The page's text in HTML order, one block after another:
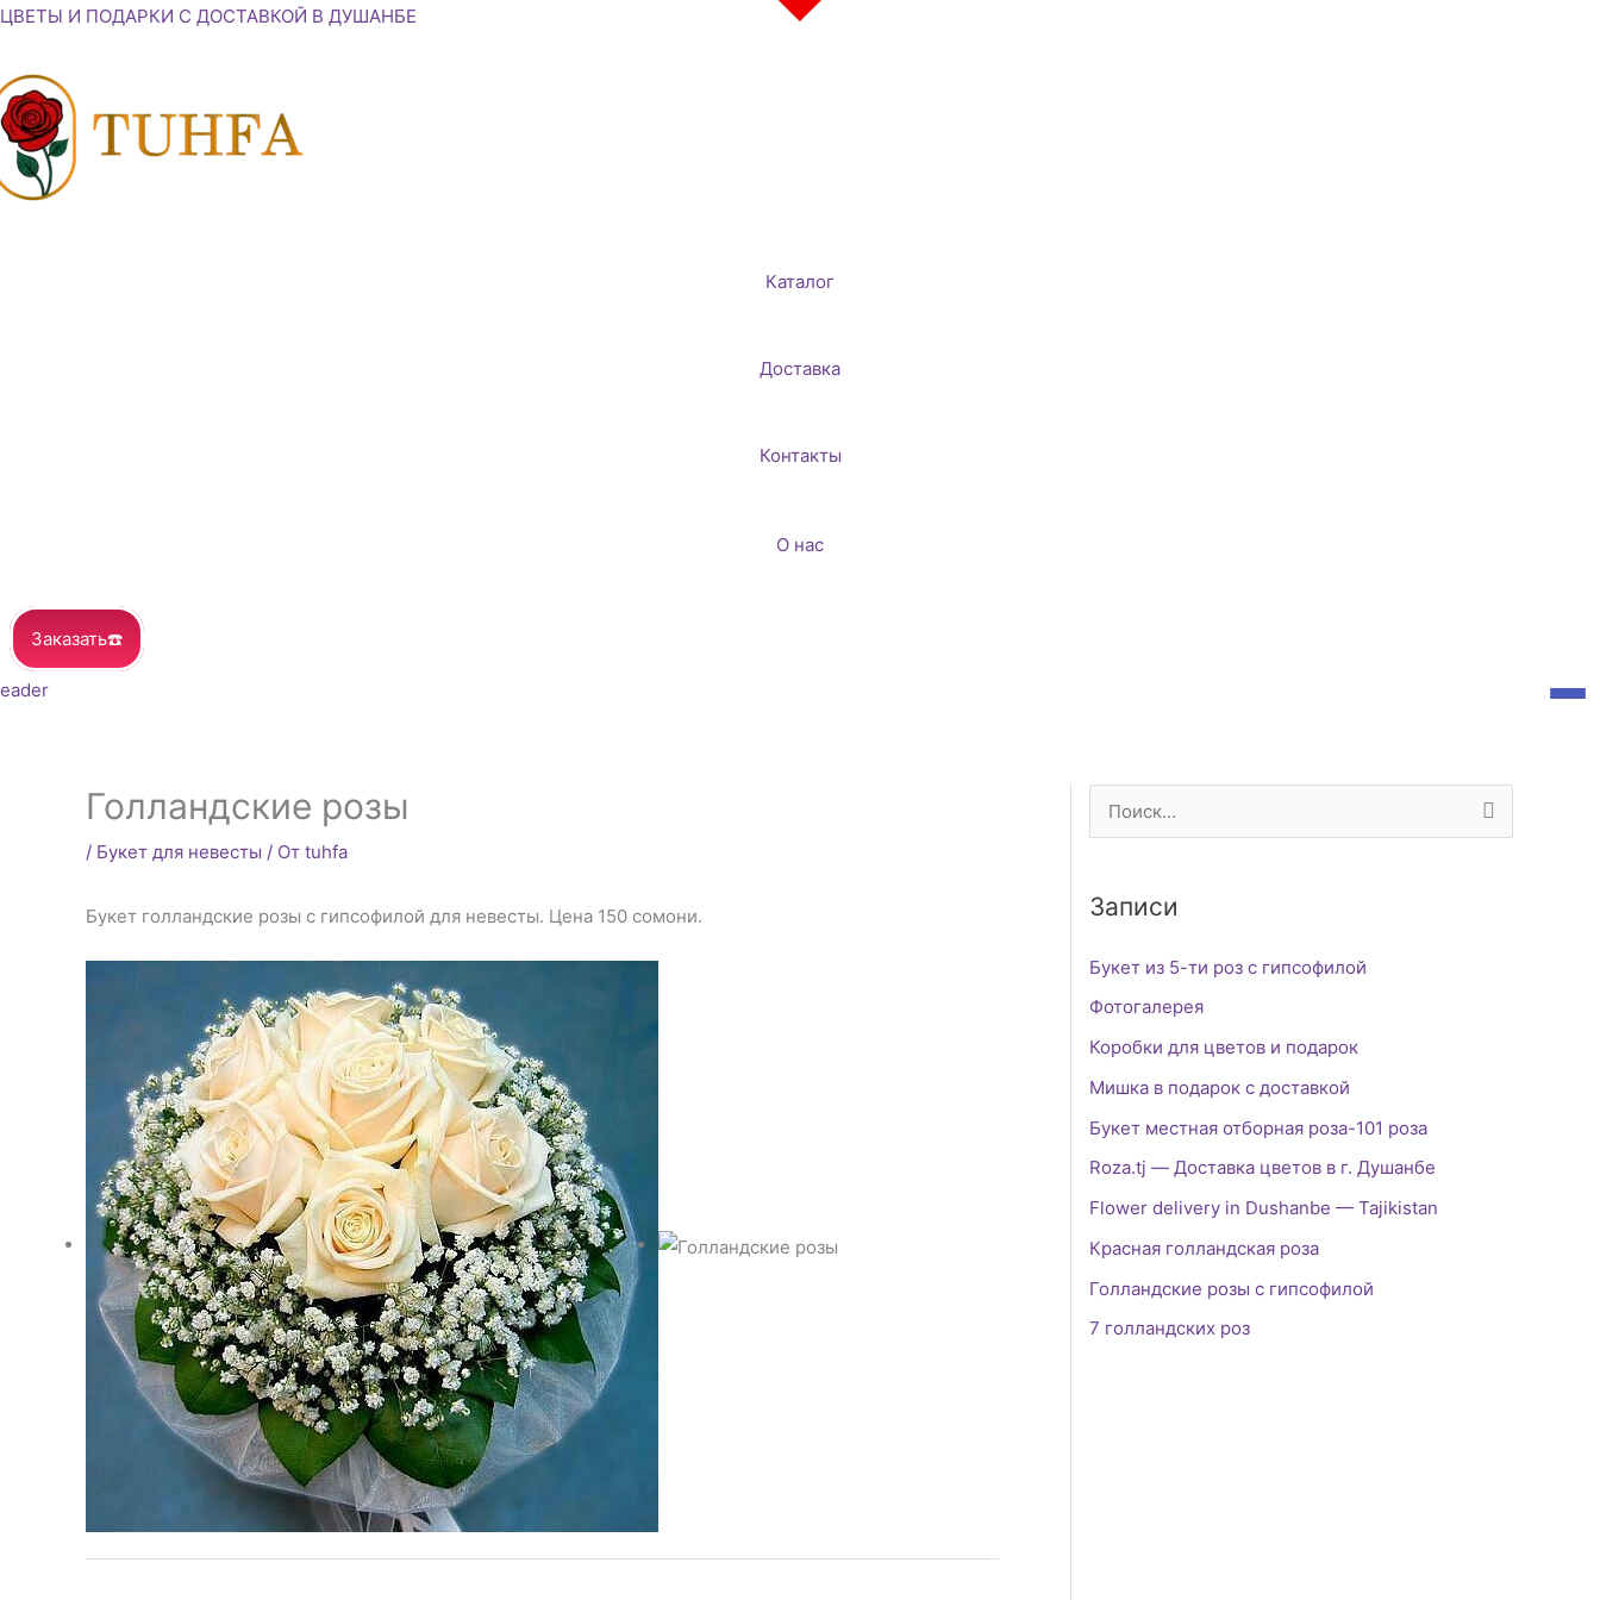
Перейти
содержимому
ЦВЕТЫ И ПОДАРКИ С ДОСТАВКОЙ В ДУШАНБЕ
Каталог
Доставка
Контакты
О нас
Заказать☎️
Голландские розы
/ Букет для невесты / От tuhfa
Букет голландские розы с гипсофилой для невесты. Цена 150 сомони.
с
к
Записи
Букет из 5-ти роз с гипсофилой
Фотогалерея
Коробки для цветов и подарок
Мишка в подарок с доставкой
Букет местная отборная роза-101 роза
Roza.tj — Доставка цветов в г. Душанбе
Flower delivery in Dushanbe — Tajikistan
Красная голландская роза
Голландские розы с гипсофилой
7 голландских роз